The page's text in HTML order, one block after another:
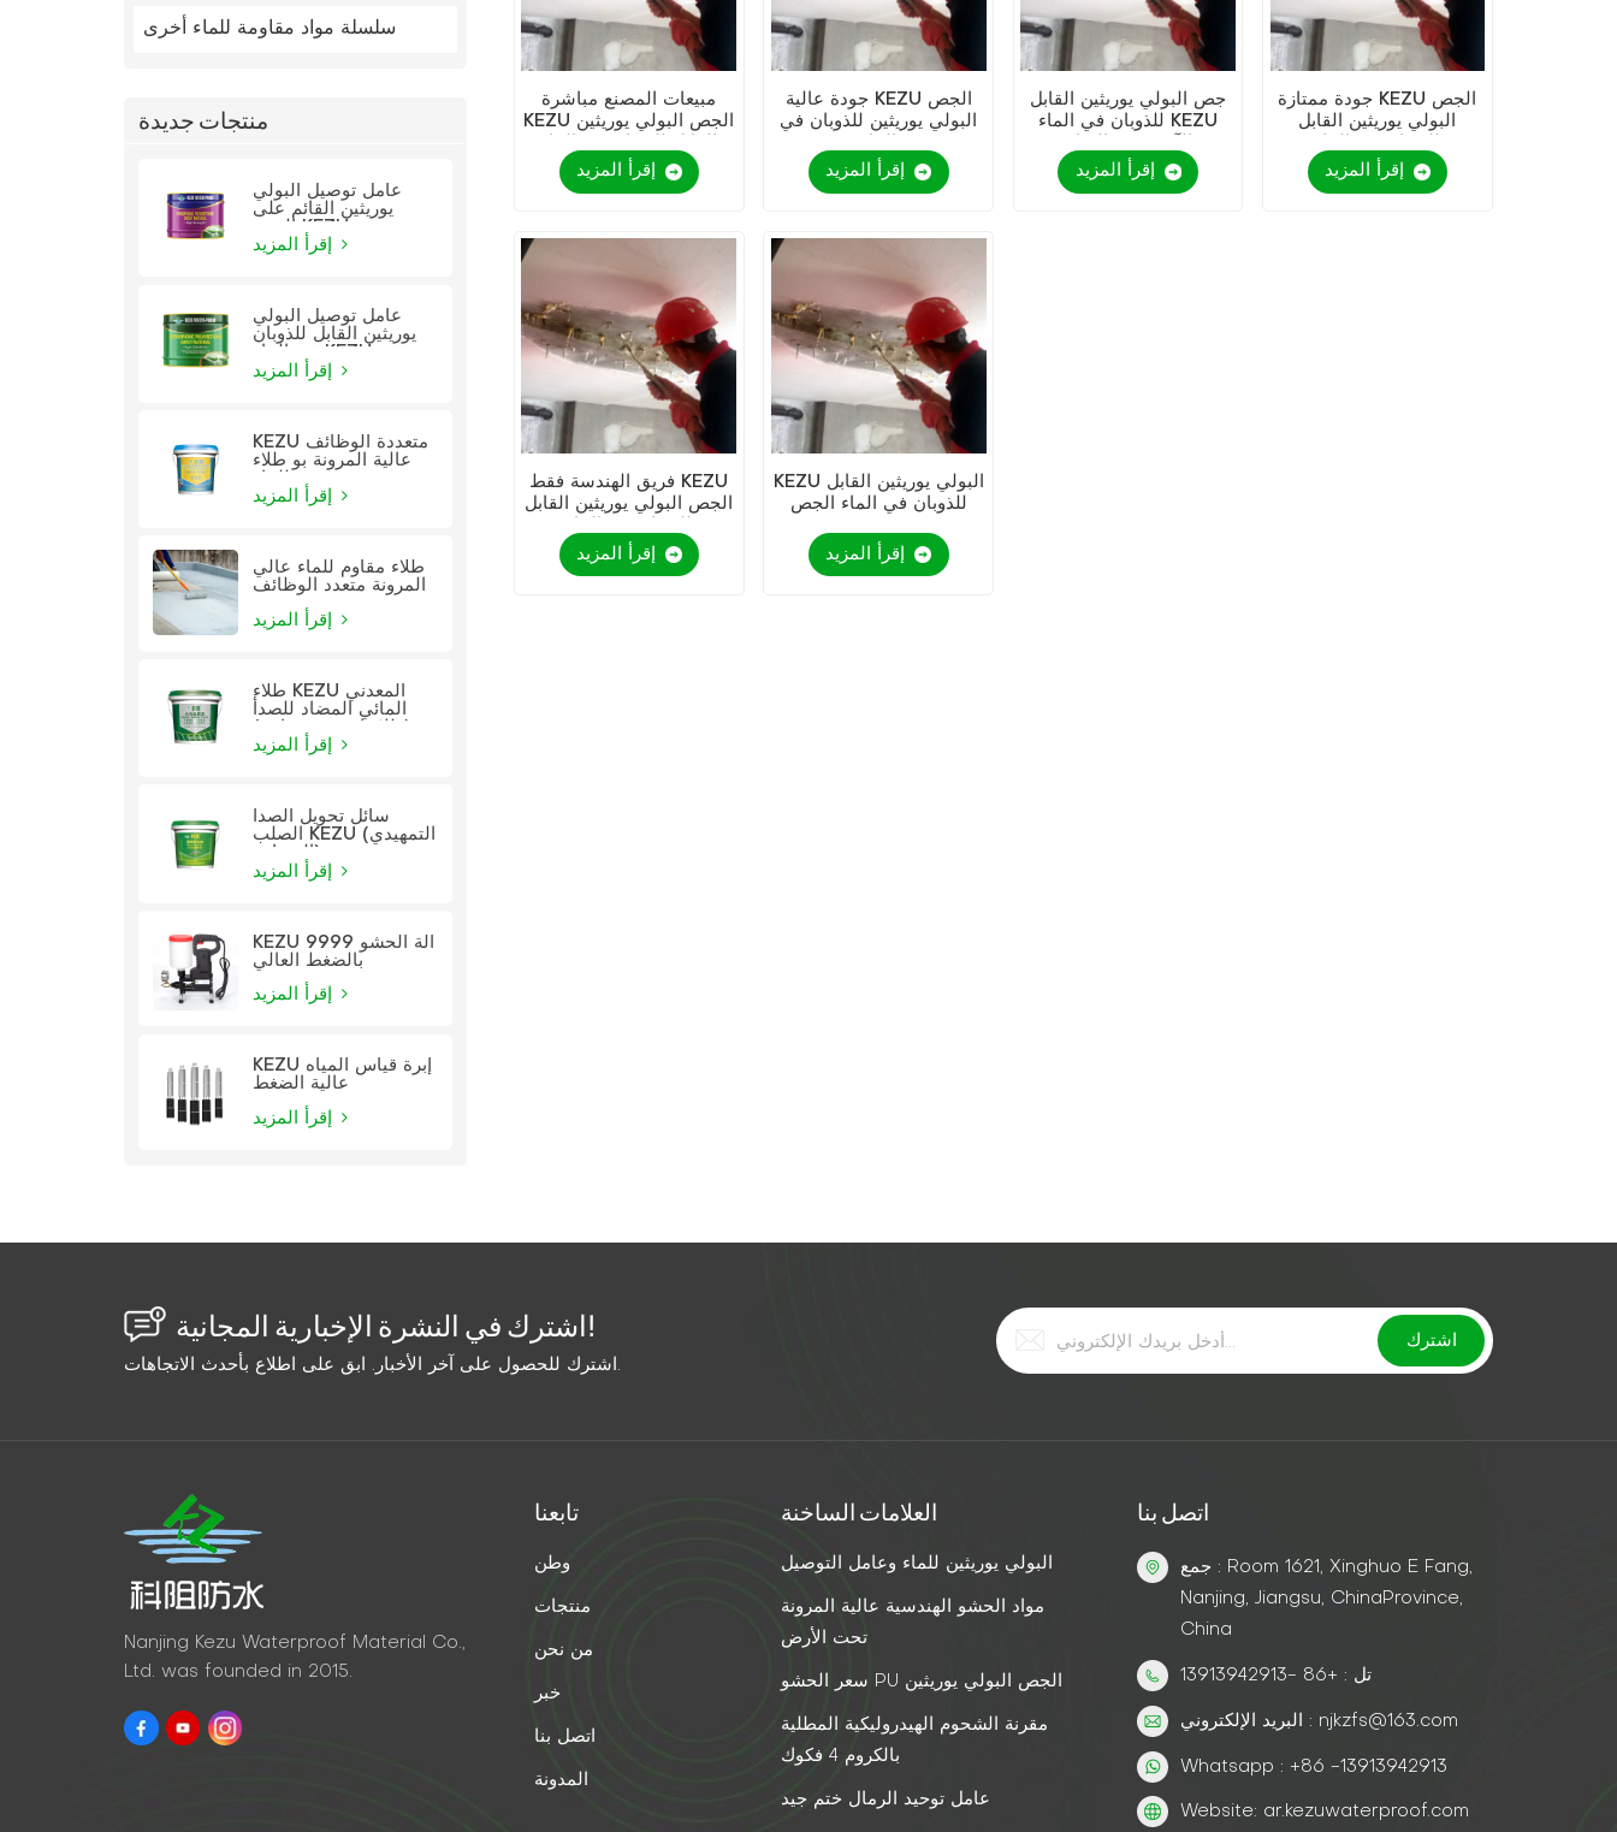
سلسلة مواد مقاومة للماء أخرى
منتجات جديدة
عامل توصيل البولي
يوريثين القائم على
عامل توصيل البولي
يوريثين القابل للذوبان
KEZU متعددة الوظائف
عالية المرونة بو طلاء
طلاء مقاوم للماء عالي
المرونة متعدد الوظائف
طلاء KEZU المعدني
المائي المضاد للصدأ
سائل تحويل الصدأ
الصلب KEZU (التمهيدي
KEZU 9999 آلة الحشو
بالضغط العالي
KEZU إبرة قياس المياه
عالية الضغط
مبيعات المصنع مباشرة
KEZU الجص البولي يوريثين
إقرأ المزيد
جودة عالية KEZU الجص
البولي يوريثين للذوبان في
إقرأ المزيد
جص البولي يوريثين القابل
للذوبان في الماء KEZU
إقرأ المزيد
جودة ممتازة KEZU الجص
البولي يوريثين القابل
إقرأ المزيد
فريق الهندسة فقط KEZU
الجص البولي يوريثين القابل
إقرأ المزيد
KEZU البولي يوريثين القابل
للذوبان في الماء الجص
إقرأ المزيد
اشترك في النشرة الإخبارية المجانية!
اشترك للحصول على آخر الأخبار. ابق على اطلاع بأحدث الاتجاهات.
Nanjing Kezu Waterproof Material Co.,
Ltd. was founded in 2015.
تابعنا
وطن
منتجات
من نحن
خبر
اتصل بنا
المدونة
العلامات الساخنة
البولي يوريثين للماء وعامل التوصيل
مواد الحشو الهندسية عالية المرونة
تحت الأرض
سعر الحشو PU الجص البولي يوريثين
مقرنة الشحوم الهيدروليكية المطلية
بالكروم 4 فكوك
عامل توحيد الرمال ختم جيد
اتصل بنا
جمع : Room 1621, Xinghuo E Fang,
Nanjing, Jiangsu, ChinaProvince,
China
تل : +86 -13913942913
البريد الإلكتروني : njkzfs@163.com
Whatsapp : +86 -13913942913
Website: ar.kezuwaterproof.com